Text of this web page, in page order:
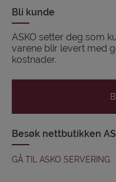
Bli kunde
ASKO setter deg som
varene blir levert med
kostnader.
Besøk nettbutikken
GÅ TIL ASKO SERVERING